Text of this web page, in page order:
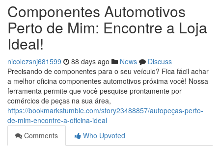
Componentes Automotivos
Perto de Mim: Encontre a Loja
Ideal!
nicolezsnj681599 88 days ago News
Discuss
Precisando de componentes para o seu veículo? Fica fácil achar
a melhor oficina componentes automotivos próxima você! Nossa
ferramenta permite que você pesquise prontamente por
comércios de peças na sua área,
https://bookmarkstumble.com/story23488857/autopeças-perto-
de-mim-encontre-a-oficina-ideal
Comments
Who Upvoted